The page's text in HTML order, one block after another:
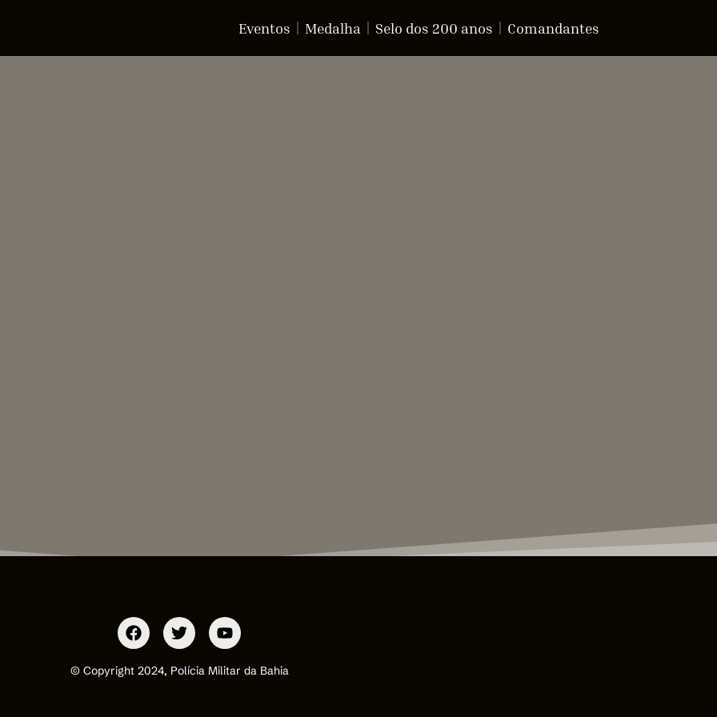
Eventos Medalha Selo dos 200 anos Comandantes
© Copyright 2024, Polícia Militar da Bahia